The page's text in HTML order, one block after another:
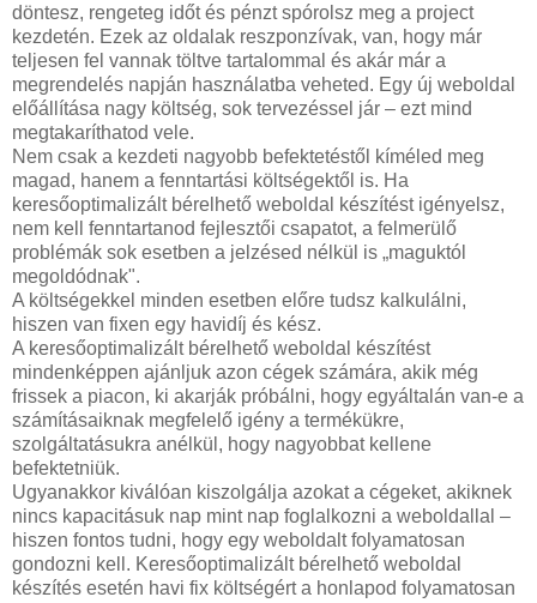
döntesz, rengeteg időt és pénzt spórolsz meg a project
kezdetén. Ezek az oldalak reszponzívak, van, hogy már
teljesen fel vannak töltve tartalommal és akár már a
megrendelés napján használatba veheted. Egy új weboldal
előállítása nagy költség, sok tervezéssel jár – ezt mind
megtakaríthatod vele.
Nem csak a kezdeti nagyobb befektetéstől kíméled meg
magad, hanem a fenntartási költségektől is. Ha
keresőoptimalizált bérelhető weboldal készítést igényelsz,
nem kell fenntartanod fejlesztői csapatot, a felmerülő
problémák sok esetben a jelzésed nélkül is „maguktól
megoldódnak".
A költségekkel minden esetben előre tudsz kalkulálni,
hiszen van fixen egy havidíj és kész.
A keresőoptimalizált bérelhető weboldal készítést
mindenképpen ajánljuk azon cégek számára, akik még
frissek a piacon, ki akarják próbálni, hogy egyáltalán van-e a
számításaiknak megfelelő igény a termékükre,
szolgáltatásukra anélkül, hogy nagyobbat kellene
befektetniük.
Ugyanakkor kiválóan kiszolgálja azokat a cégeket, akiknek
nincs kapacitásuk nap mint nap foglalkozni a weboldallal –
hiszen fontos tudni, hogy egy weboldalt folyamatosan
gondozni kell. Keresőoptimalizált bérelhető weboldal
készítés esetén havi fix költségért a honlapod folyamatosan